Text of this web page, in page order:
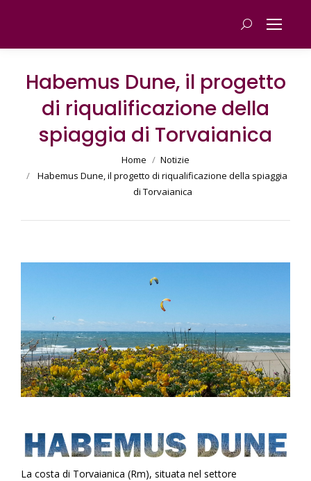
Cerca
Habemus Dune, il progetto
di riqualificazione della
spiaggia di Torvaianica
Home
Notizie
Habemus Dune, il progetto di riqualificazione della spiaggia
di Torvaianica
La costa di Torvaianica (Rm), situata nel settore